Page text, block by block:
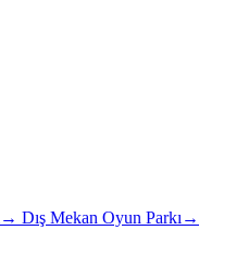
→ Dış Mekan Oyun Parkı →